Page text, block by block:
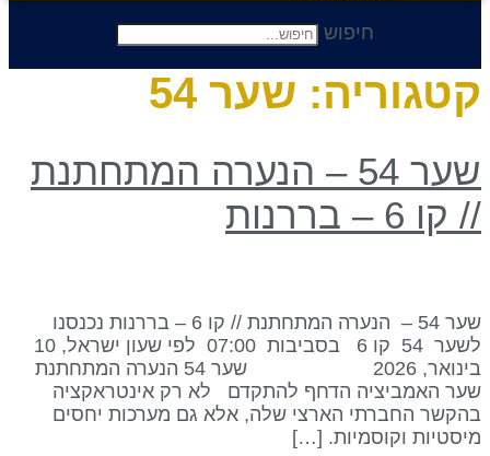
חיפוש
שער 54
שער 54 – הנערה המתחתנת
6 – בררנות
שער 54 – הנערה המתחתנת // קו 6 – בררנות נכנסנו
לשער 54 קו 6 בסביבות 07:00 לפי שעון ישראל, 10
בינואר, 2026 שער 54 הנערה המתחתנת
האמביציה הדחף להתקדם לא רק אינטראקציה
החברתי הארצי שלה, אלא גם מערכות יחסים
וקוסמיות. […]